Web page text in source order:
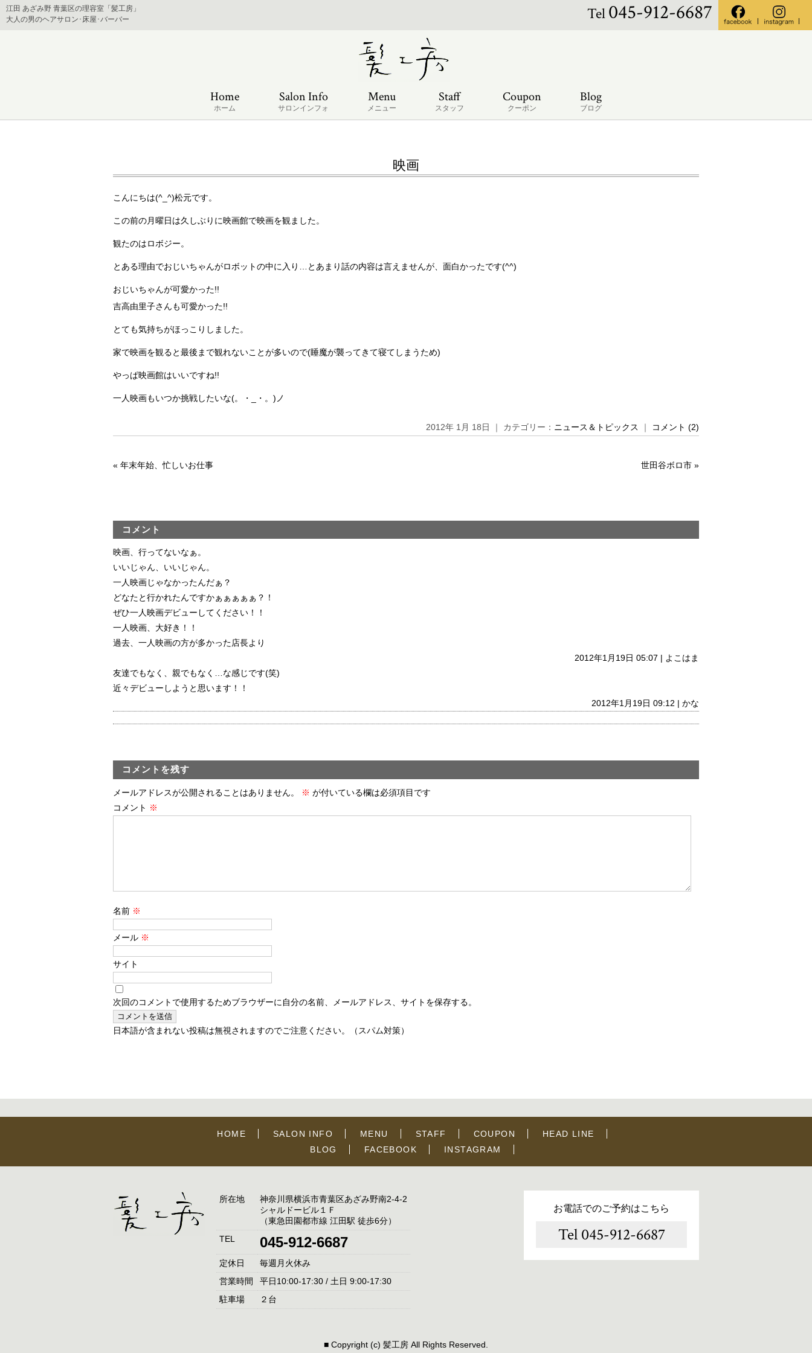
江田 あざみ野 青葉区の理容室「髪工房」
大人の男のヘアサロン･床屋･バーバー
Tel045-912-6687
Home
ホーム
Salon Info
サロンインフォ
Menu
メニュー
Staff
スタッフ
Coupon
クーポン
Blog
ブログ
映画
こんにちは(^_^)松元です。
この前の月曜日は久しぶりに映画館で映画を観ました。
観たのはロボジー。
とある理由でおじいちゃんがロボットの中に入り…とあまり話の内容は言えませんが、面白かったです(^^)
おじいちゃんが可愛かった!!
吉高由里子さんも可愛かった!!
とても気持ちがほっこりしました。
家で映画を観ると最後まで観れないことが多いので(睡魔が襲ってきて寝てしまうため)
やっぱ映画館はいいですね!!
一人映画もいつか挑戦したいな(。・_・。)ノ
2012年 1月 18日 ｜ カテゴリー： ニュース＆トピックス ｜ コメント (2)
« 年末年始、忙しいお仕事 世田谷ボロ市 »
コメント
映画、行ってないなぁ。
いいじゃん、いいじゃん。
一人映画じゃなかったんだぁ？
どなたと行かれたんですかぁぁぁぁぁ？！
ぜひ一人映画デビューしてください！！
一人映画、大好き！！
過去、一人映画の方が多かった店長より
2012年1月19日 05:07 | よこはま
友達でもなく、親でもなく…な感じです(笑)
近々デビューしようと思います！！
2012年1月19日 09:12 | かな
コメントを残す
メールアドレスが公開されることはありません。 ※ が付いている欄は必須項目です
コメント ※
名前 ※
メール ※
サイト
次回のコメントで使用するためブラウザーに自分の名前、メールアドレス、サイトを保存する。
日本語が含まれない投稿は無視されますのでご注意ください。（スパム対策）
HOME SALON INFO MENU STAFF COUPON
HEAD LINE
BLOG
FACEBOOK INSTAGRAM
所在地
神奈川県横浜市青葉区あざみ野南2-4-2
シャルドービル１Ｆ
（東急田園都市線 江田駅 徒歩6分）
TEL
045-912-6687
定休日
毎週月火休み
営業時間
平日10:00-17:30 / 土日 9:00-17:30
駐車場
２台
お電話でのご予約はこちら
Tel 045-912-6687
■ Copyright (c) 髪工房 All Rights Reserved.